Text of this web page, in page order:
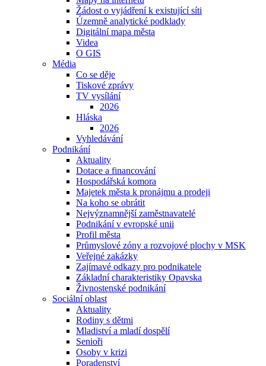
Žádost o vyjádření k existující síti
Územně analytické podklady
Digitální mapa města
Videa
O GIS
Média
Co se děje
Tiskové zprávy
TV vysílání
2026
Hláska
2026
Vyhledávání
Podnikání
Aktuality
Dotace a financování
Hospodářská komora
Majetek města k pronájmu a prodeji
Na koho se obrátit
Nejvýznamnější zaměstnavatelé
Podnikání v evropské unii
Profil města
Průmyslové zóny a rozvojové plochy v MSK
Veřejné zakázky
Zajímavé odkazy pro podnikatele
Základní charakteristiky Opavska
Živnostenské podnikání
Sociální oblast
Aktuality
Rodiny s dětmi
Mladiství a mladí dospělí
Senioři
Osoby v krizi
Poradenství